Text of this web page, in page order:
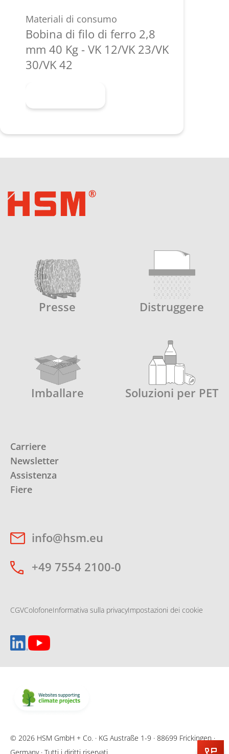
Materiali di consumo
Bobina di filo di ferro 2,8
mm 40 Kg - VK 12/VK 23/VK
30/VK 42
Presse Distruggere
Imballare Soluzioni per PET
Carriere
Newsletter
Assistenza
Fiere
info@hsm.eu
+49 7554 2100-0
CGVColofoneInformativa sulla privacyImpostazioni dei cookie
© 2026 HSM GmbH + Co. · KG Austraße 1-9 · 88699 Frickingen ·